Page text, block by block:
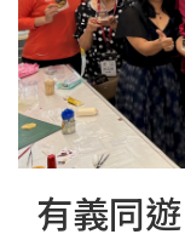
有義同遊